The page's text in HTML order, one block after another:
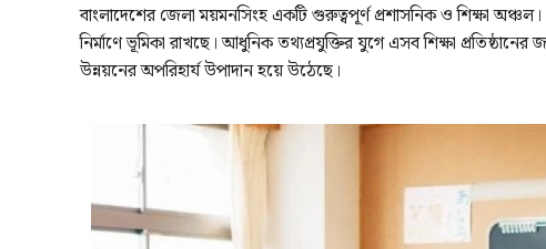
বাংলাদেশের জেলা ময়মনসিংহ একটি গুরুত্বপূর্ণ প্রশাসনিক ও শিক্ষা
নির্মাণে ভূমিকা রাখছে। আধুনিক তথ্যপ্রযুক্তির যুগে এসব শিক্ষা
উন্নয়নের অপরিহার্য উপাদান হয়ে উঠেছে।